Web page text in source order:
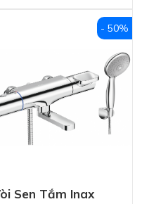
Sen Tắm Inax
- 50%